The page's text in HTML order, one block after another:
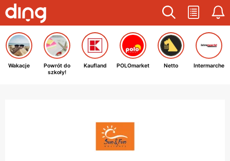
Wakacje
Powrót do
szkoły!
Kaufland POLOmarket Netto Intermarche